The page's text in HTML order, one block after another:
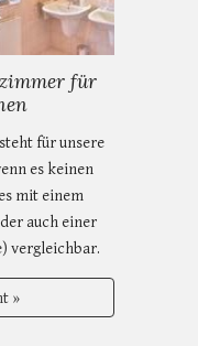
für
für unsere
es keinen
mit einem
auch einer
vergleichbar.
»